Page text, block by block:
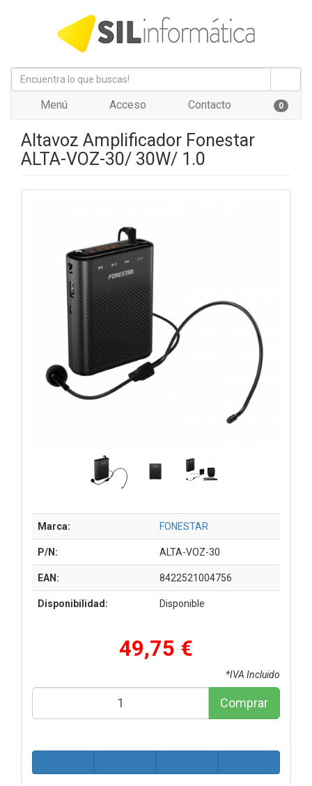
Menú Acceso Contacto 0
Altavoz Amplificador Fonestar
ALTA-VOZ-30/ 30W/ 1.0
Marca: FONESTAR
P/N: ALTA-VOZ-30
EAN: 8422521004756
Disponibilidad: Disponible
49,75 €
*IVA Incluido
Comprar